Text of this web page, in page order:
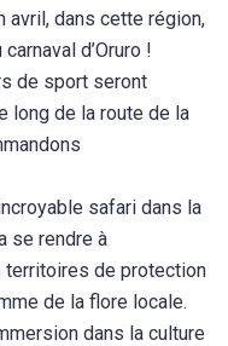
avril, dans cette région,
d’Oruro !
de sport seront
long de la route de la
safari dans la
se rendre à
territoires de protection
de la flore locale.
dans la culture